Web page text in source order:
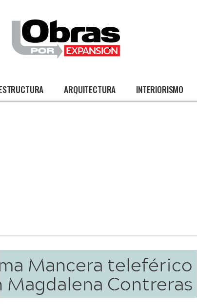
ARQUITECTURA INTERIORISMO
Mancera teleférico
Magdalena Contreras